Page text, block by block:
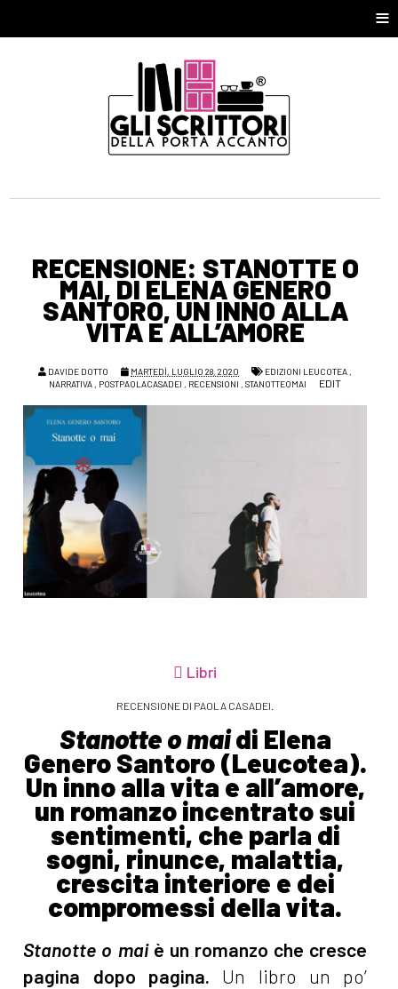
≡
RECENSIONE: STANOTTE O
MAI, DI ELENA GENERO
SANTORO, UN INNO ALLA
VITA E ALL’AMORE
DAVIDE DOTTO MARTEDÌ, LUGLIO 28, 2020 EDIZIONI LEUCOTEA ,
NARRATIVA , POSTPAOLACASADEI , RECENSIONI ,STANOTTEOMAI EDIT
Libri
RECENSIONE DI PAOLA CASADEI.
Stanotte o maidi Elena
Genero Santoro (Leucotea).
Un inno alla vita e all’amore,
un romanzo incentrato sui
sentimenti, che parla di
sogni, rinunce, malattia,
crescita interiore e dei
compromessi della vita.
Stanotte o maiè un romanzo che cresce
pagina dopo pagina. Un libro un po’